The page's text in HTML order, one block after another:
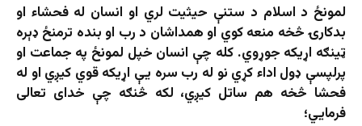
لمونځ د اسلام د ستنې حیثیت لري او انسان له فحشاء او
بدکارۍ څخه منعه کوي او همداشان د رب او بنده ترمنځ ډېره
ټینګه اړیکه جوړوي. کله چې انسان خپل لمونځ په جماعت او
پرلپسې ډول اداء کړي نو له رب سره یې اړیکه قوي کیږي او له
فحشا څخه هم ساتل کیږي، لکه څنګه چې خدای تعالی
فرمايي؛